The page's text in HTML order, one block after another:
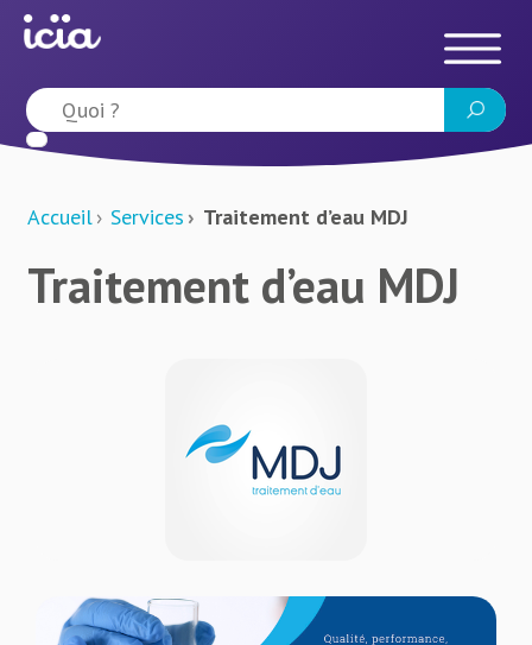
Accueil Services Traitement d’eau MDJ
Traitement d’eau MDJ